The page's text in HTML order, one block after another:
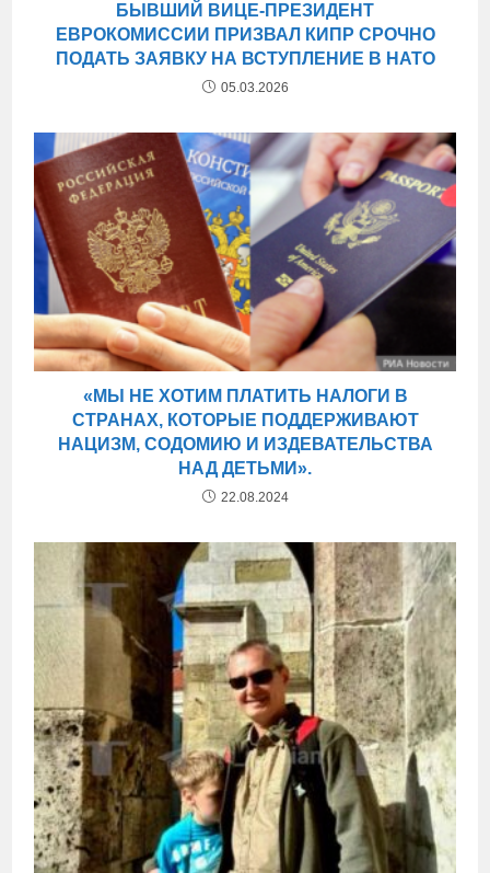
БЫВШИЙ ВИЦЕ-ПРЕЗИДЕНТ
ЕВРОКОМИССИИ ПРИЗВАЛ КИПР СРОЧНО
ПОДАТЬ ЗАЯВКУ НА ВСТУПЛЕНИЕ В НАТО
05.03.2026
«МЫ НЕ ХОТИМ ПЛАТИТЬ НАЛОГИ В
СТРАНАХ, КОТОРЫЕ ПОДДЕРЖИВАЮТ
НАЦИЗМ, СОДОМИЮ И ИЗДЕВАТЕЛЬСТВА
НАД ДЕТЬМИ».
22.08.2024